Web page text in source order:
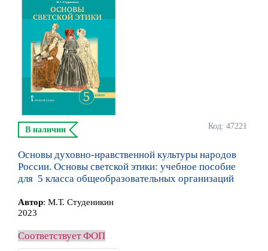
Код: 47221
В наличии
Основы духовно-нравственной культуры народов
России. Основы светской этики: учебное пособие
для 5 класса общеобразовательных организаций
Автор: М.Т. Студеникин
2023
Соответствует ФОП